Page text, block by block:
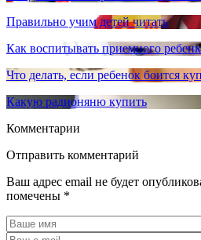
Правильно учим детей читать
Как воспитывать приемного
Что делать, если ребенок боится
Какую радионяню купить
Комментарии
Отправить комментарий
Ваш адрес email не будет
помечены *